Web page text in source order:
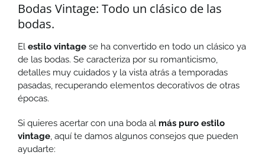
Bodas Vintage: Todo un clásico de las
bodas.
El estilo vintage se ha convertido en todo un clásico ya
de las bodas. Se caracteriza por su romanticismo,
detalles muy cuidados y la vista atrás a temporadas
pasadas, recuperando elementos decorativos de otras
épocas.
Si quieres acertar con una boda al más puro estilo
vintage, aquí te damos algunos consejos que pueden
ayudarte: